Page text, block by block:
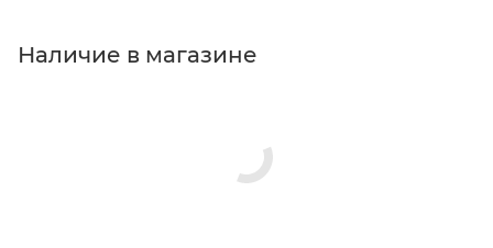
Наличие в магазине